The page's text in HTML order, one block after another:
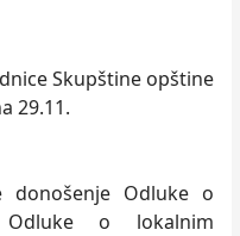
Skupštine opštine
29.11.
donošenje Odluke o
o lokalnim